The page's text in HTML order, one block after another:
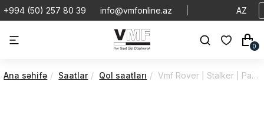
+994 (50) 257 80 39 info@vmfonline.az AZ
0
Ana səhifə Saatlar Qol saatları Vmf Rover | Stalker | Patriot | VR5164/2PQ9/8G6/41M